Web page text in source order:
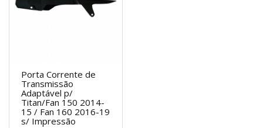
Porta Corrente de
Transmissão
Adaptável p/
Titan/Fan 150 2014-
15 / Fan 160 2016-19
s/ Impressão